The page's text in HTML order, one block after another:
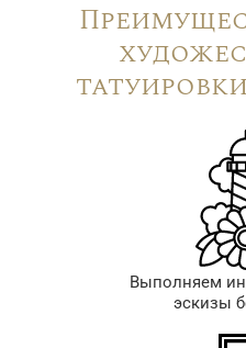
Выполняем
эскизы